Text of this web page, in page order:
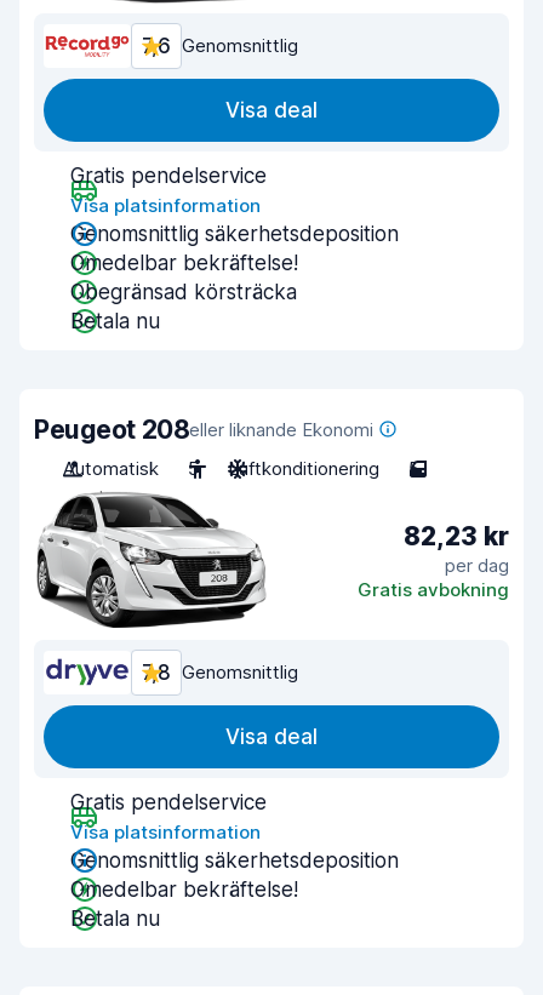
7,6 Genomsnittlig
Visa deal
Gratis pendelservice
Visa platsinformation
Genomsnittlig säkerhetsdeposition
Omedelbar bekräftelse!
Obegränsad körsträcka
Betala nu
Peugeot 208eller liknande Ekonomi
Automatisk
5 Luftkonditionering 5
82,23 kr
per dag
Gratis avbokning
7,8 Genomsnittlig
Visa deal
Gratis pendelservice
Visa platsinformation
Genomsnittlig säkerhetsdeposition
Omedelbar bekräftelse!
Betala nu